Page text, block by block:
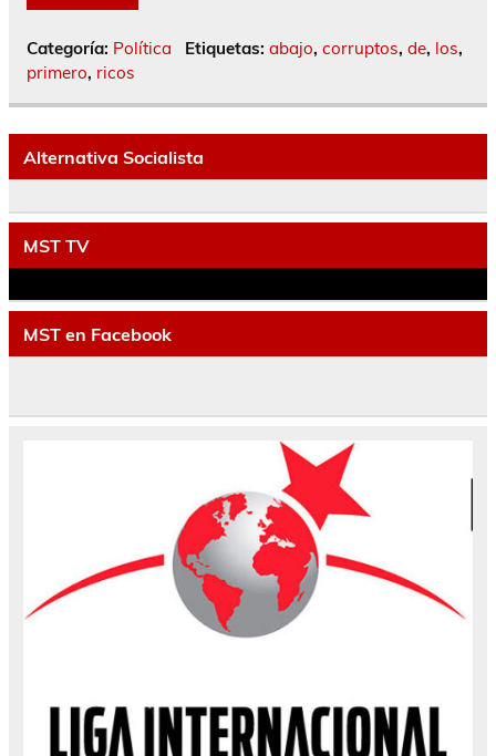
Categoría: Política Etiquetas: abajo, corruptos, de, los,
primero, ricos
Alternativa Socialista
MST TV
MST en Facebook